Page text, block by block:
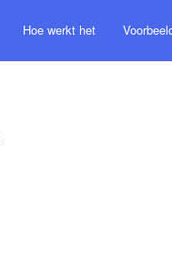
Hoe werkt het